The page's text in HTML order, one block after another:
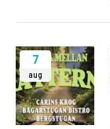
7
aug